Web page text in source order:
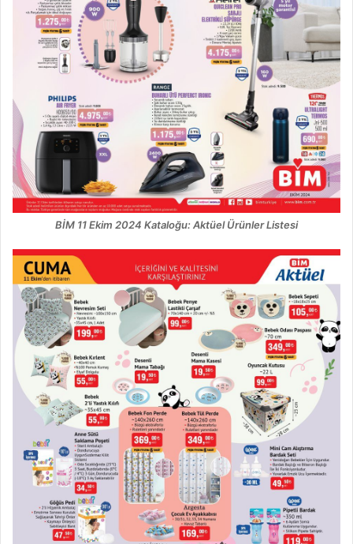
BİM 11 Ekim 2024 Kataloğu: Aktüel Ürünler Listesi